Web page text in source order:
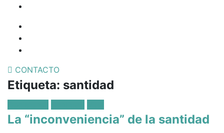
creó
mucho
mas
CONTACTO
Etiqueta: santidad
in:
La “inconveniencia” de la santidad